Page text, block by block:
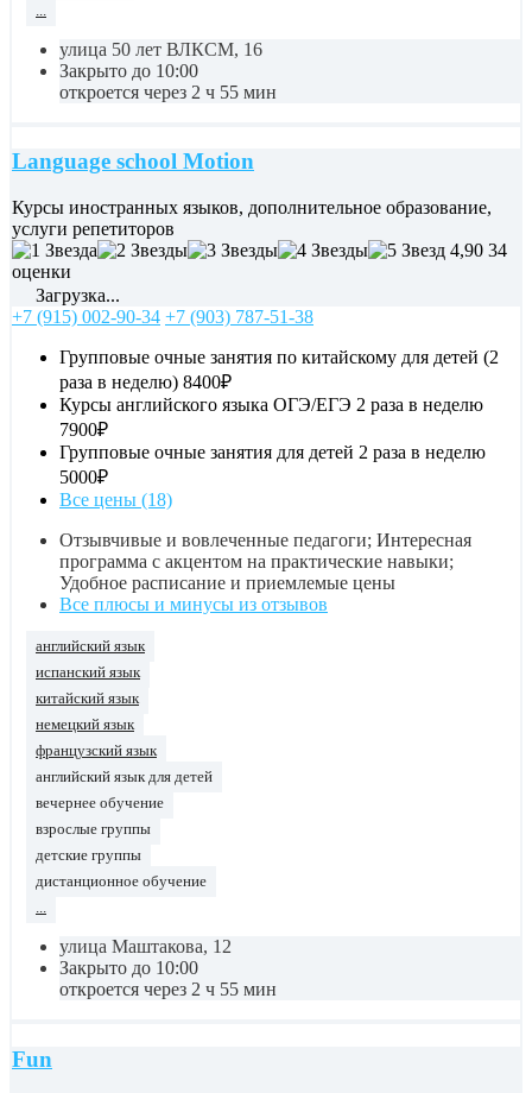
улица 50 лет ВЛКСМ, 16
Закрыто до 10:00
откроется через 2 ч 55 мин
Language school Motion
Курсы иностранных языков, дополнительное образование,
услуги репетиторов
4,90 34
оценки
Загрузка...
+7 (915) 002-90-34 +7 (903) 787-51-38
Групповые очные занятия по китайскому для детей (2
раза в неделю) 8400₽
Курсы английского языка ОГЭ/ЕГЭ 2 раза в неделю
7900₽
Групповые очные занятия для детей 2 раза в неделю
5000₽
Все цены (18)
Отзывчивые и вовлеченные педагоги; Интересная
программа с акцентом на практические навыки;
Удобное расписание и приемлемые цены
Все плюсы и минусы из отзывов
английский язык
испанский язык
китайский язык
немецкий язык
французский язык
английский язык для детей
вечернее обучение
взрослые группы
детские группы
дистанционное обучение
...
улица Маштакова, 12
Закрыто до 10:00
откроется через 2 ч 55 мин
Fun